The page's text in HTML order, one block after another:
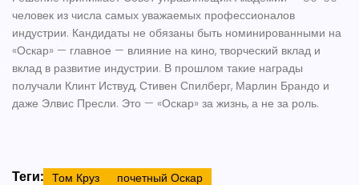
человек из числа самых уважаемых профессионалов
индустрии. Кандидаты не обязаны быть номинированными на
«Оскар» — главное — влияние на кино, творческий вклад и
вклад в развитие индустрии. В прошлом такие награды
получали Клинт Иствуд, Стивен Спилберг, Марлин Брандо и
даже Элвис Пресли. Это — «Оскар» за жизнь, а не за роль.
Теги: Том Круз
почетный Оскар